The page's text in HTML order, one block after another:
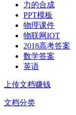
力的合成
PPT模板
物理课件
物联网IOT
2018高考答案
数学答案
英语
上传文档赚钱
文档分类